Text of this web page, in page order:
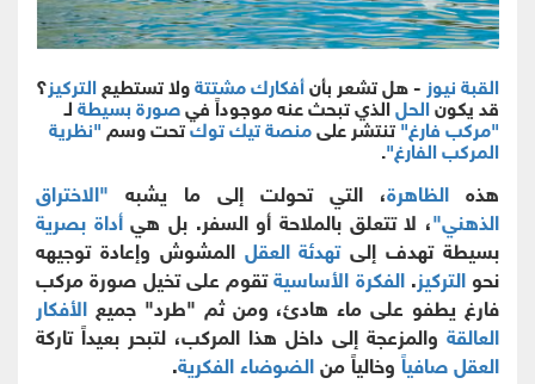
القبة نيوز - هل تشعر بأنأفكارك مشتتةولا تستطيعالتركيز؟
قد يكونالحلالذي تبحث عنه موجوداً فيصورة بسيطةلـ
"مركب فارغ"تنتشر علىمنصة تيك توكتحت وسم"نظرية
المركب الفارغ".
هذه الظاهرة، التي تحولت إلى ما يشبه "الاختراق
الذهني"، لا تتعلق بالملاحة أو السفر. بل هيأداة بصرية
بسيطة تهدف إلىتهدئة العقل المشوش وإعادة توجيهه
نحوالتركيز.الفكرة الأساسيةتقوم على تخيل صورة مركب
فارغ يطفو على ماء هادئ، ومن ثم "طرد" جميع الأفكار
العالقة والمزعجة إلى داخل هذا المركب، لتبحر بعيداً تاركة
العقل صافياًوخالياً منالضوضاء الفكرية.